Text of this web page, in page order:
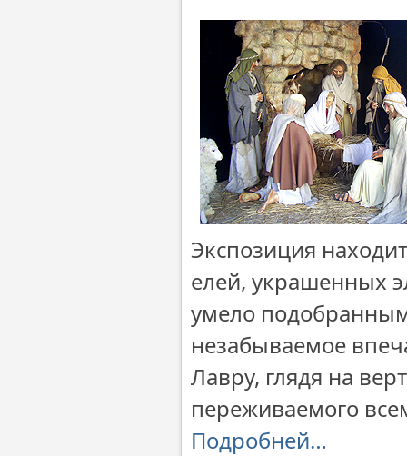
Экспозиция
елей, украшенных
умело подобранным
незабываемое
Лавру, глядя на
переживаемого
Подробней…